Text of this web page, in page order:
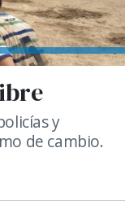
y
de cambio.